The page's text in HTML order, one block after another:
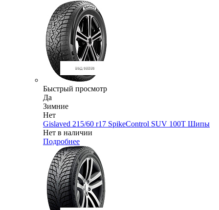
Быстрый просмотр
Да
Зимние
Нет
Gislaved 215/60 r17 SpikeControl SUV 100T Шипы
Нет в наличии
Подробнее